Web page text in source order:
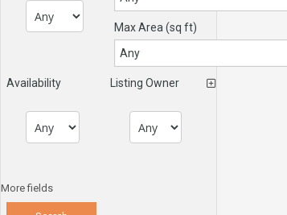
Max Area (sq ft)
Availability Listing Owner
More fields